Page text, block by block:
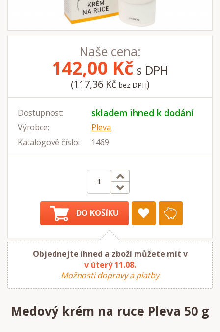
Naše cena:
142,00 Kč s DPH
(117,36 Kč bez DPH)
Dostupnost: skladem ihned k dodání
Výrobce:
Pleva
Katalogové číslo:
1469
DO KOŠÍKU
Objednejte ihned a zboží můžete mít v
v úterý 11.08.
Možnosti dopravy a platby
Medový krém na ruce Pleva 50 g